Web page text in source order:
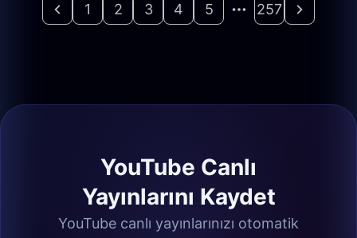
1 2 3 4 5 257
YouTube Canlı
Yayınlarını Kaydet
YouTube canlı yayınlarınızı otomatik